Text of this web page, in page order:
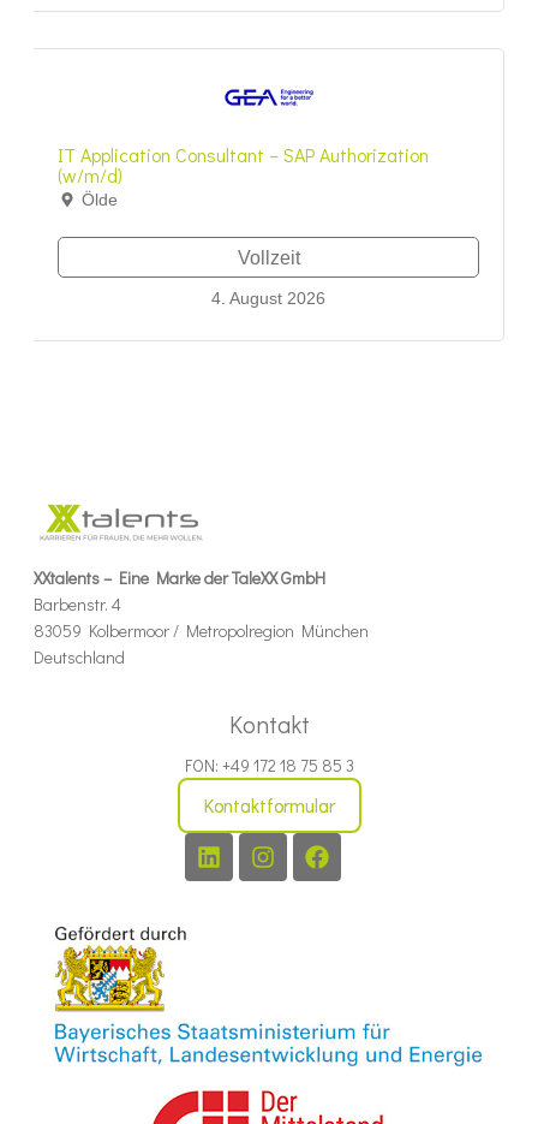
IT Application Consultant – SAP Authorization
(w/m/d)
Ölde
Vollzeit
4. August 2026
XXtalents – Eine Marke der TaleXX GmbH
Barbenstr. 4
83059 Kolbermoor / Metropolregion München
Deutschland
Kontakt
FON: +49 172 18 75 85 3
Kontaktformular